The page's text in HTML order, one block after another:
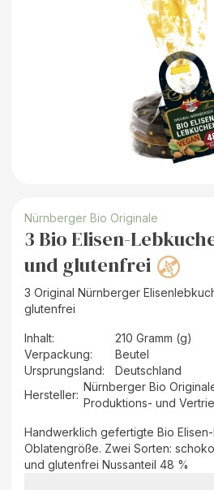
Nürnberger Bio Originale
3 Bio Elisen-
und glutenfrei
3 Original Nürnberger
glutenfrei
Inhalt:
210 Gramm (g)
Verpackung:
Beutel
Ursprungsland:
Deutschland
Hersteller:
Nürnberger Bio
Produktions- und
Handwerklich gefertigte Bio Elisen-Lebkuchen, 90 mm
Oblatengröße. Zwei Sorten:
und glutenfrei Nussanteil 48 %